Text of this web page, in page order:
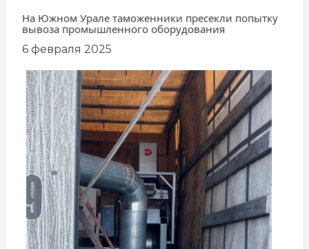
На Южном Урале таможенники пресекли попытку
вывоза промышленного оборудования
6 февраля 2025
заглавная
картинка